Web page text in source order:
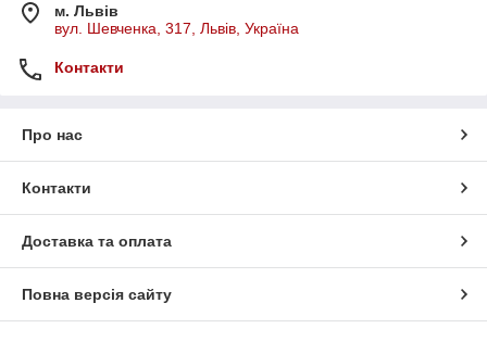
м. Львів
вул. Шевченка, 317, Львів, Україна
Контакти
Про нас
Контакти
Доставка та оплата
Повна версія сайту